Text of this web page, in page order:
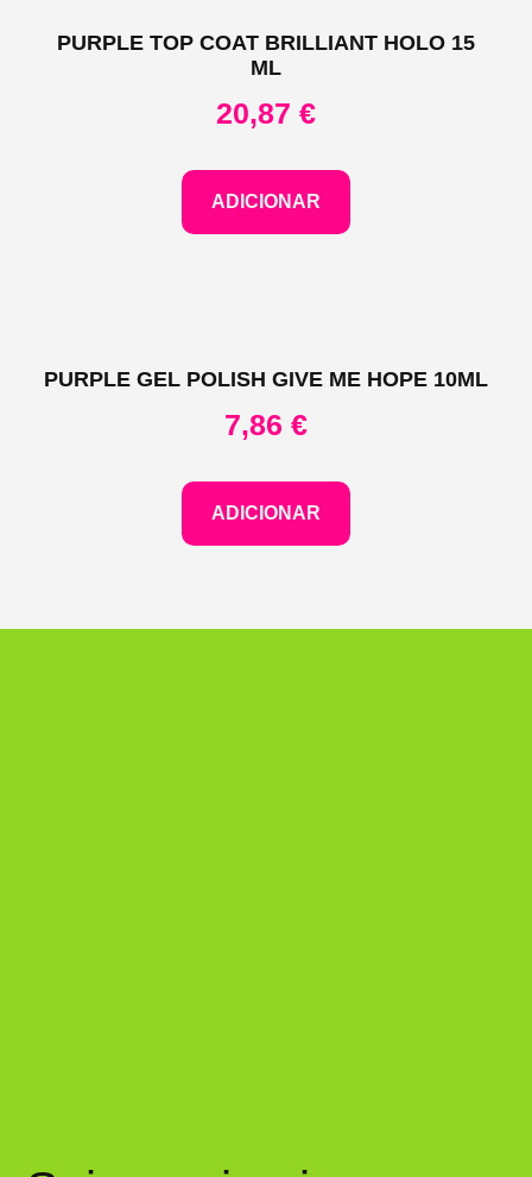
PURPLE TOP COAT BRILLIANT HOLO 15
ML
20,87 €
ADICIONAR
PURPLE GEL POLISH GIVE ME HOPE 10ML
7,86 €
ADICIONAR